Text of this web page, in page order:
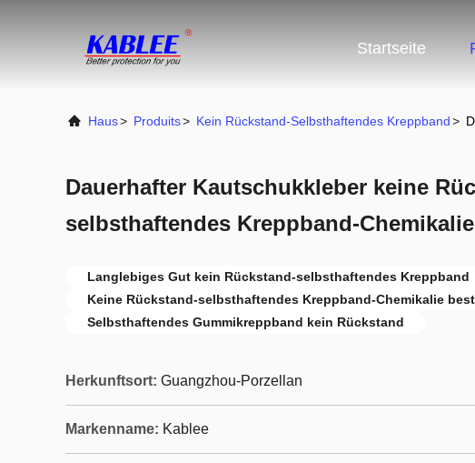
Startseite
Haus> Produits> Kein Rückstand-Selbsthaftendes Kreppband>
Dauerhafter Kautschukkleber keine
selbsthaftendes Kreppband-
Langlebiges Gut kein Rückstand-selbsthaftendes Kreppband
Keine Rückstand-selbsthaftendes Kreppband-Chemikalie
Selbsthaftendes Gummikreppband kein Rückstand
Herkunftsort: Guangzhou-Porzellan
Markenname: Kablee